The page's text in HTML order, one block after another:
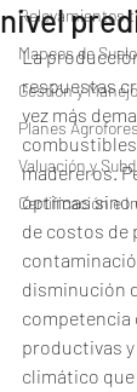
Relevamientos
Mapeos de
Gestión y
Planes
Valuación y
Certificación e
nivel
La
respuestas
vez más
madereros.
óptimas sino
de costos de
disminución
competencia
productivas
climático